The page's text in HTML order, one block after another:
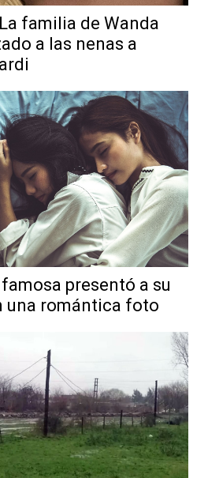
La familia de Wanda
a las nenas a
famosa presentó a su
una romántica foto